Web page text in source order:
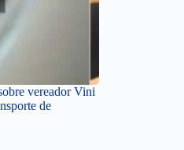
vereador Vini
de